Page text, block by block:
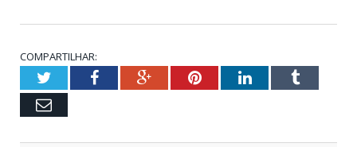
COMPARTILHAR:
TwitterFacebookGoogle+PinterestLinkedInTumblr
Email